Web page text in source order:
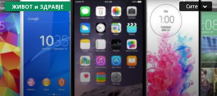
ЖИВОТ и ЗДРАВЈЕ Сите